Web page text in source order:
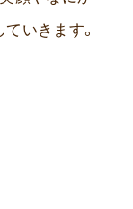
いきます。